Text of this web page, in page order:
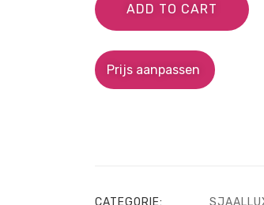
ADD TO CART
Prijs aanpassen
CATEGORIE: